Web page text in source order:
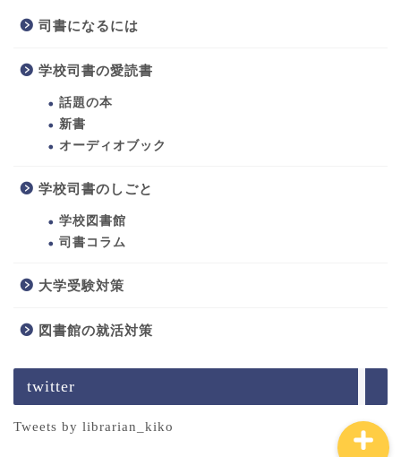
司書になるには
学校司書の愛読書
話題の本
新書
オーディオブック
学校司書のしごと
学校図書館
司書コラム
大学受験対策
図書館の就活対策
twitter
Tweets by librarian_kiko